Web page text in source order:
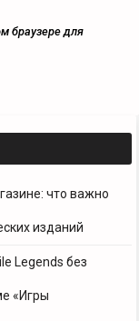
что важно
изданий
Legends без
«Игры
браузере для